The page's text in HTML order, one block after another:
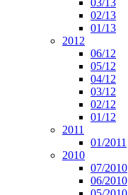
03/13
02/13
01/13
2012
06/12
05/12
04/12
03/12
02/12
01/12
2011
01/2011
2010
07/2010
06/2010